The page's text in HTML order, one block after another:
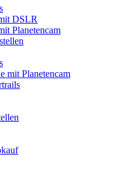
DSLR
Planetencam
mit Planetencam